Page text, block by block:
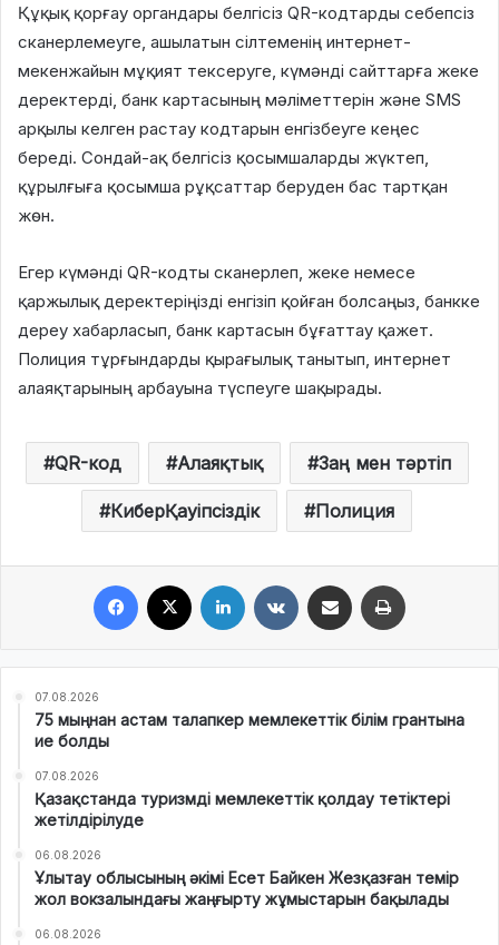
Құқық қорғау органдары белгісіз QR-кодтарды себепсіз
сканерлемеуге, ашылатын сілтеменің интернет-
мекенжайын мұқият тексеруге, күмәнді сайттарға жеке
деректерді, банк картасының мәліметтерін және SMS
арқылы келген растау кодтарын енгізбеуге кеңес
береді. Сондай-ақ белгісіз қосымшаларды жүктеп,
құрылғыға қосымша рұқсаттар беруден бас тартқан
жөн.
Егер күмәнді QR-кодты сканерлеп, жеке немесе
қаржылық деректеріңізді енгізіп қойған болсаңыз, банкке
дереу хабарласып, банк картасын бұғаттау қажет.
Полиция тұрғындарды қырағылық танытып, интернет
алаяқтарының арбауына түспеуге шақырады.
QR-код Алаяқтық Заң мен тәртіп
КиберҚауіпсіздік Полиция
07.08.2026
75 мыңнан астам талапкер мемлекеттік білім грантына
ие болды
07.08.2026
Қазақстанда туризмді мемлекеттік қолдау тетіктері
жетілдірілуде
06.08.2026
Ұлытау облысының әкімі Есет Байкен Жезқазған темір
жол вокзалындағы жаңғырту жұмыстарын бақылады
06.08.2026